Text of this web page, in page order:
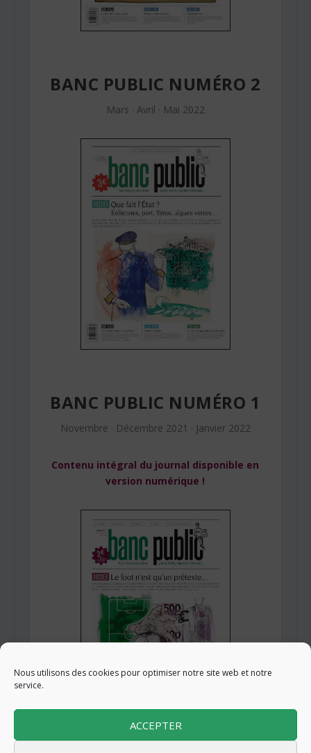
Nous utilisons des cookies pour optimiser notre site web et notre
service.
ACCEPTER
BANC PUBLIC NUMÉRO 2
Mars · Avril · Mai 2022
BANC PUBLIC NUMÉRO 1
Novembre · Décembre 2021 · Janvier 2022
Contenu intégral du journal disponible en
version numérique !